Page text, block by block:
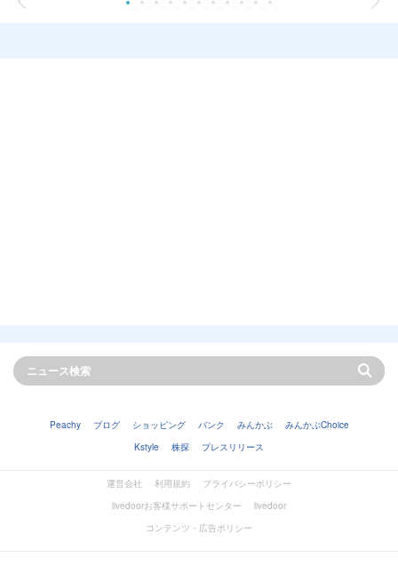
Peachy ブログ ショッピング バンク みんかぶ
みんかぶChoice
Kstyle
株探 プレスリリース
運営会社 利用規約
プライバシーポリシー
livedoorお客様サポートセンター
livedoor
コンテンツ・広告ポリシー